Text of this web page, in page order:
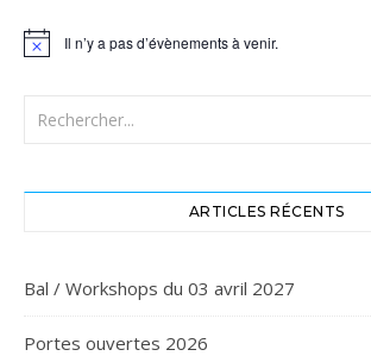
Notice Il n’y a pas d’évènements à venir.
ARTICLES RÉCENTS
Bal / Workshops du 03 avril 2027
Portes ouvertes 2026